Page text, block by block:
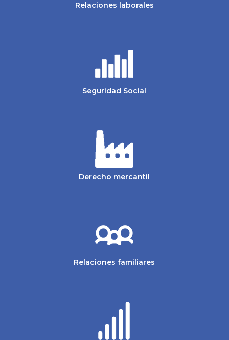
Relaciones laborales
Seguridad Social
Derecho mercantil
Relaciones familiares